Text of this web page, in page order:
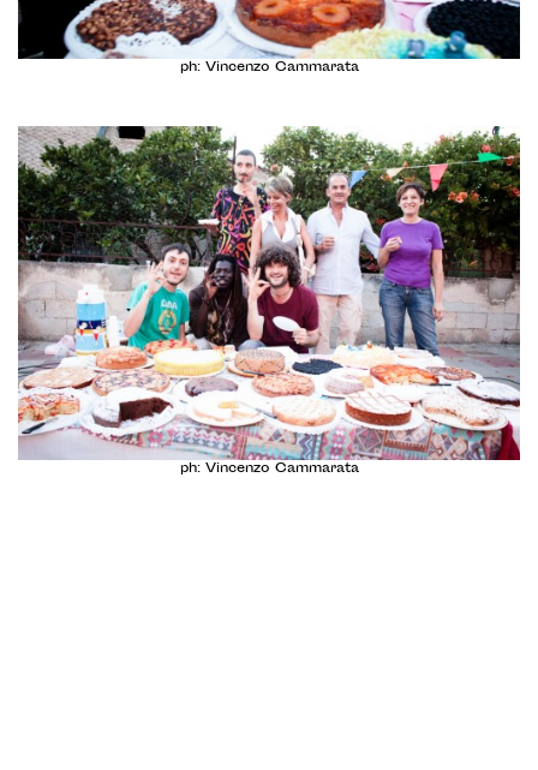
ph: Vincenzo Cammarata
ph: Vincenzo Cammarata